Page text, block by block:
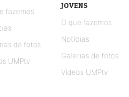
fazemos
de fotos
UMPtv
JOVENS
O que fazemos
Notícias
Galerias de fotos
Vídeos UMPtv